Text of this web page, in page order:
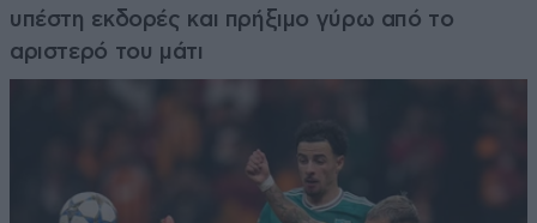
υπέστη εκδορές και πρήξιμο γύρω από το
αριστερό του μάτι